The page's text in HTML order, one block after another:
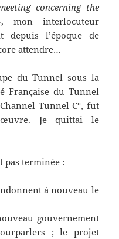
concerning the
mon interlocuteur
l’époque de
attendre…
du Tunnel sous la
Française du Tunnel
Tunnel C°, fut
Je quittai le
pas terminée :
à nouveau le
gouvernement
; le projet